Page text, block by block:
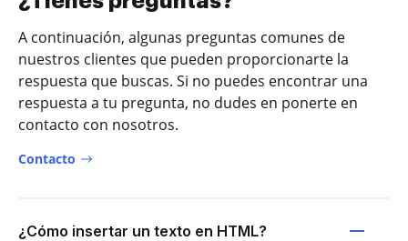
A continuación, algunas preguntas comunes de
nuestros clientes que pueden proporcionarte la
respuesta que buscas. Si no puedes encontrar una
respuesta a tu pregunta, no dudes en ponerte en
contacto con nosotros.
Contacto
¿Cómo insertar un texto en HTML?